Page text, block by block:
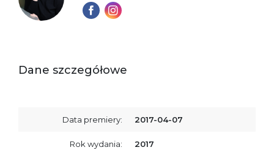
Dane szczegółowe
Data premiery: 2017-04-07
Rok wydania: 2017